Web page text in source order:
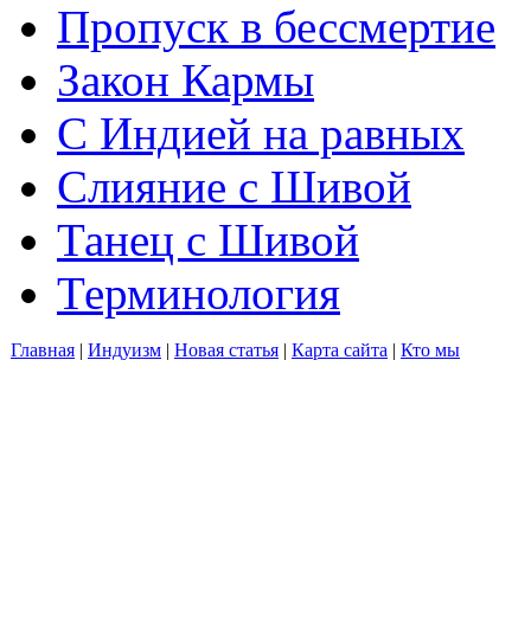
Пропуск в бессмертие
Закон Кармы
С Индией на равных
Слияние с Шивой
Танец с Шивой
Терминология
Главная | Индуизм | Новая статья | Карта сайта | Кто мы